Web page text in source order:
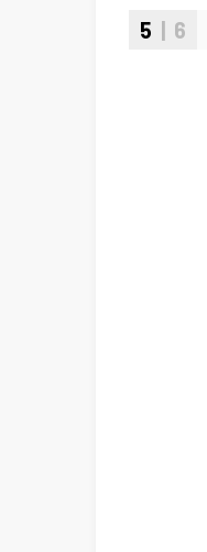
5 | 6